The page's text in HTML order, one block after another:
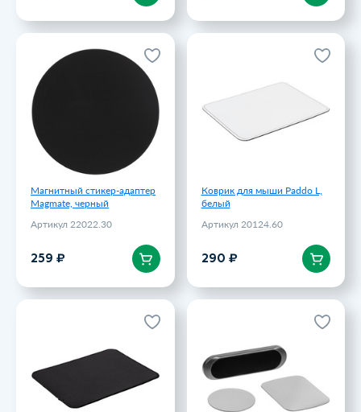
Магнитный стикер-адаптер
Magmate, черный
Артикул 22022.30
259 ₽
Магнитный стикер-адаптер
Magmate, черный
Артикул 22022.30
259 ₽
В корзину
Коврик для мыши Paddo L,
белый
Артикул 20124.60
290 ₽
Коврик для мыши Paddo L,
белый
Артикул 20124.60
290 ₽
В корзину
Коврик для мыши Paddo L,
черный
Артикул 20124.30
290 ₽
Магнитный держатель для
смартфонов Inch,
серебристый
Артикул 13289.10
300 ₽